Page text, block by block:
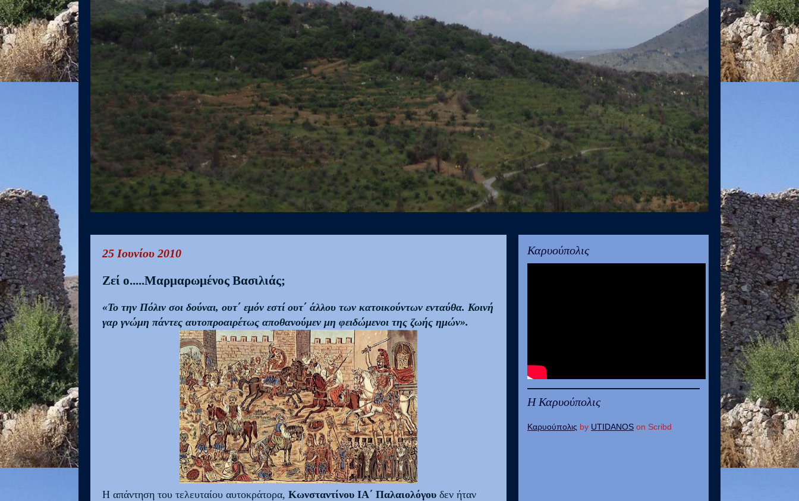
25 Ιουνίου 2010
Ζεί ο.....Μαρμαρωμένος Βασιλιάς;
«Το την Πόλιν σοι δούναι, ουτ΄ εμόν εστί ουτ΄ άλλου των κατοικούντων ενταύθα. Κοινή
γαρ γνώμη πάντες αυτοπροαιρέτως αποθανούμεν μη φειδώμενοι της ζωής ημών».
Η απάντηση του τελευταίου αυτοκράτορα, Κωνσταντίνου ΙΑ΄ Παλαιολόγου δεν ήταν
Καρυούπολις
Η Καρυούπολις
Καρυούπολις by UTIDANOS on Scribd